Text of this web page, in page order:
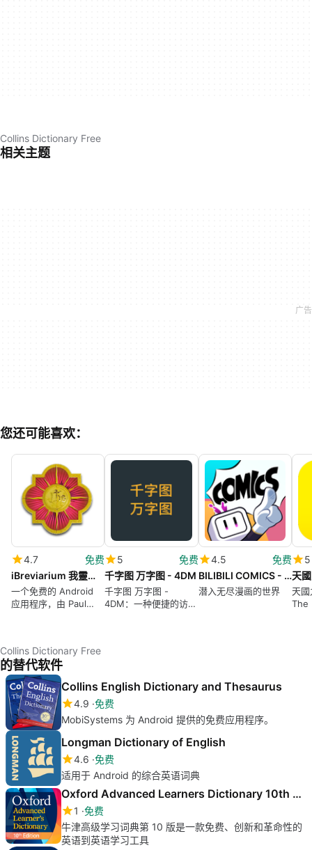
Collins Dictionary Free
相关主题
您还可能喜欢：
4.7
免费
iBreviarium 我靈讚頌主
一个免费的 Android
应用程序，由 Paul
5
免费
千字图 万字图 - 4DM
千字图 万字图 -
4DM：一种便捷的访问
4.5
免费
BILIBILI COMICS - Manga Reader
潜入无尽漫画的世界
5
天
The
Collins Dictionary Free
的替代软件
Collins English Dictionary and Thesaurus
4.9 免费
MobiSystems 为 Android 提供的免费应用程序。
Longman Dictionary of English
4.6 免费
适用于 Android 的综合英语词典
Oxford Advanced Learners Dictionary 10th edition
1 免费
牛津高级学习词典第 10 版是一款免费、创新和革命性的
英语到英语学习工具